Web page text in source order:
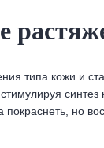
типа кожи и
но